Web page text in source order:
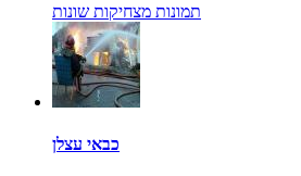
תמונות מצחיקות שונות
כבאי עצלן